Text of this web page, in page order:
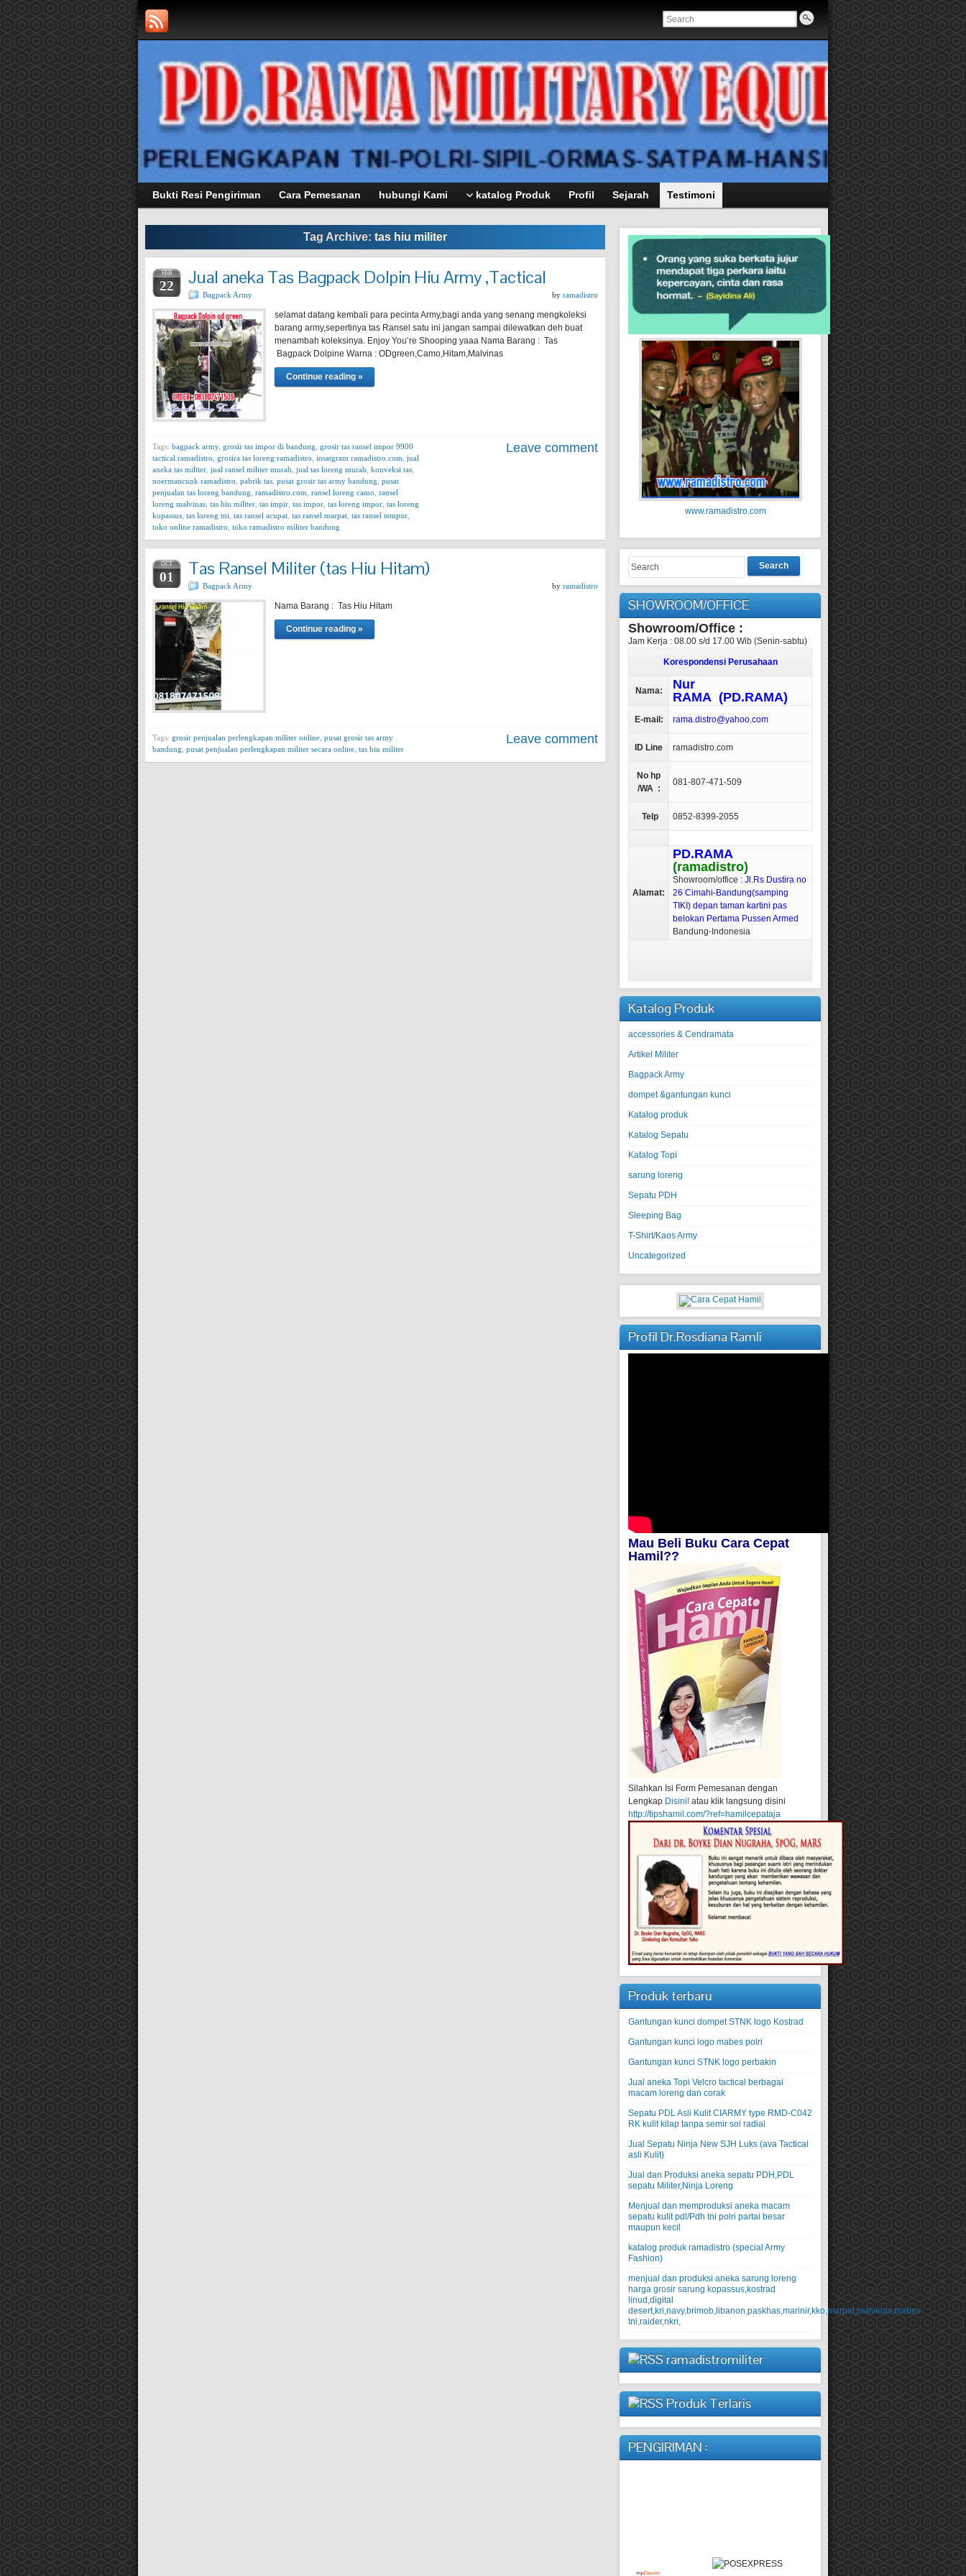
Bukti Resi Pengiriman Cara Pemesanan hubungi Kami katalog Produk Profil Sejarah Testimoni
Tag Archive: tas hiu militer
FEB
22 Jual aneka Tas Bagpack Dolpin Hiu Army ,Tactical
Bagpack Army by ramadistro
selamat datang kembali para pecinta Army,bagi anda yang senang mengkoleksi
barang army,sepertinya tas Ransel satu ini jangan sampai dilewatkan deh buat
menambah koleksinya. Enjoy You’re Shooping yaaa Nama Barang : Tas
Bagpack Dolpine Warna : ODgreen,Camo,Hitam,Malvinas
Continue reading »
Tags: bagpack army, grosir tas impor di bandung grosir tas ransel impor 9900
tactical ramadistro grosira tas loreng ramadistro insatgram ramadistro.com jual
aneka tas militer jual ransel militer murah jual tas loreng murah konveksi tas
noermancunk ramadistro pabrik tas pusat grosir tas army bandung pusat
penjualan tas loreng bandung ramadistro.com ransel loreng camo ransel
loreng malvinas tas hiu militer tas impir tas impor tas loreng impor tas loreng
kopassus tas loreng tni tas ransel acupat tas ransel marpat tas ransel tempur
toko online ramadistro toko ramadistro militer bandung
Leave comment
OCT
01 Tas Ransel Militer (tas Hiu Hitam)
Bagpack Army by ramadistro
Nama Barang : Tas Hiu Hitam
Continue reading »
Tags: grosir penjualan perlengkapan militer online pusat grosir tas army
bandung pusat penjualan perlengkapan militer secara online tas hiu militer
Leave comment
www.ramadistro.com
Search
SHOWROOM/OFFICE
Showroom/Office :
Jam Kerja : 08.00 s/d 17.00 Wib (Senin-sabtu)
Korespondensi Perusahaan
Nama:
Nur
RAMA (PD.RAMA)
E-mail: rama.distro@yahoo.com
ID Line ramadistro.com
No hp
/WA :
081-807-471-509
Telp 0852-8399-2055
Alamat:
PD.RAMA
(ramadistro)
Showroom/office : Jl.Rs Dustira no
26 Cimahi-Bandung(samping
TIKI) depan taman kartini pas
belokan Pertama Pussen Armed
Bandung-Indonesia
Katalog Produk
accessories & Cendramata
Artikel Militer
Bagpack Army
dompet &gantungan kunci
Katalog produk
Katalog Sepatu
Katalog Topi
sarung loreng
Sepatu PDH
Sleeping Bag
T-Shirt/Kaos Army
Uncategorized
Profil Dr.Rosdiana Ramli
Mau Beli Buku Cara Cepat
Hamil??
Silahkan Isi Form Pemesanan dengan
Lengkap Disini! atau klik langsung disini
http://tipshamil.com/?ref=hamilcepataja
Produk terbaru
Gantungan kunci dompet STNK logo Kostrad
Gantungan kunci logo mabes polri
Gantungan kunci STNK logo perbakin
Jual aneka Topi Velcro tactical berbagai
macam loreng dan corak
Sepatu PDL Asli Kulit CIARMY type RMD-C042
RK kulit kilap tanpa semir sol radial
Jual Sepatu Ninja New SJH Luks (ava Tactical
asli Kulit)
Jual dan Produksi aneka sepatu PDH,PDL
sepatu Militer,Ninja Loreng
Menjual dan memproduksi aneka macam
sepatu kulit pdl/Pdh tni polri partai besar
maupun kecil
katalog produk ramadistro (special Army
Fashion)
menjual dan produksi aneka sarung loreng
harga grosir sarung kopassus,kostrad
linud,digital
desert,kri,navy,brimob,libanon,paskhas,marinir,kko,marpat,malvinas,mabes
tni,raider,nkri,
ramadistromiliter
Produk Terlaris
PENGIRIMAN :